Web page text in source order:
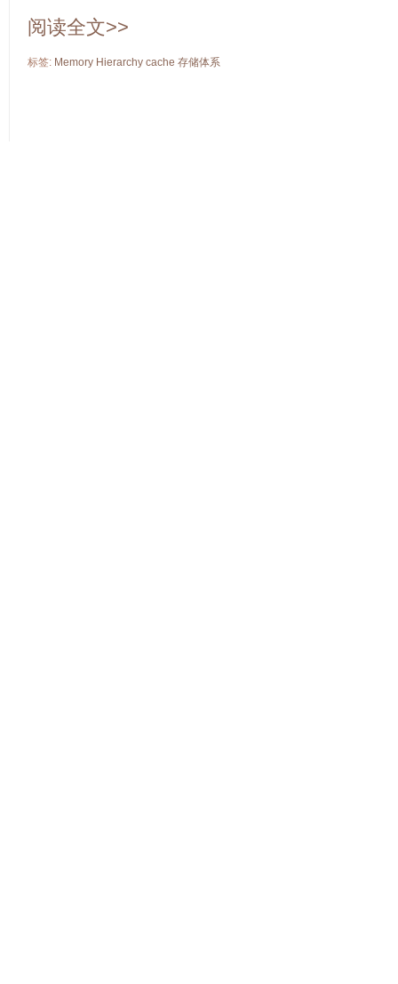
阅读全文>>
标签: Memory Hierarchy cache 存储体系